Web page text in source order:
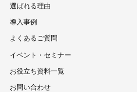
選ばれる理由
導入事例
よくあるご質問
イベント・セミナー
お役立ち資料一覧
お問い合わせ